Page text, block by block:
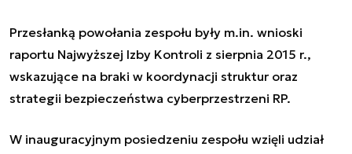
Przesłanką powołania zespołu były m.in. wnioski
raportu Najwyższej Izby Kontroli z sierpnia 2015 r.,
wskazujące na braki w koordynacji struktur oraz
strategii bezpieczeństwa cyberprzestrzeni RP.
W inauguracyjnym posiedzeniu zespołu wzięli udział